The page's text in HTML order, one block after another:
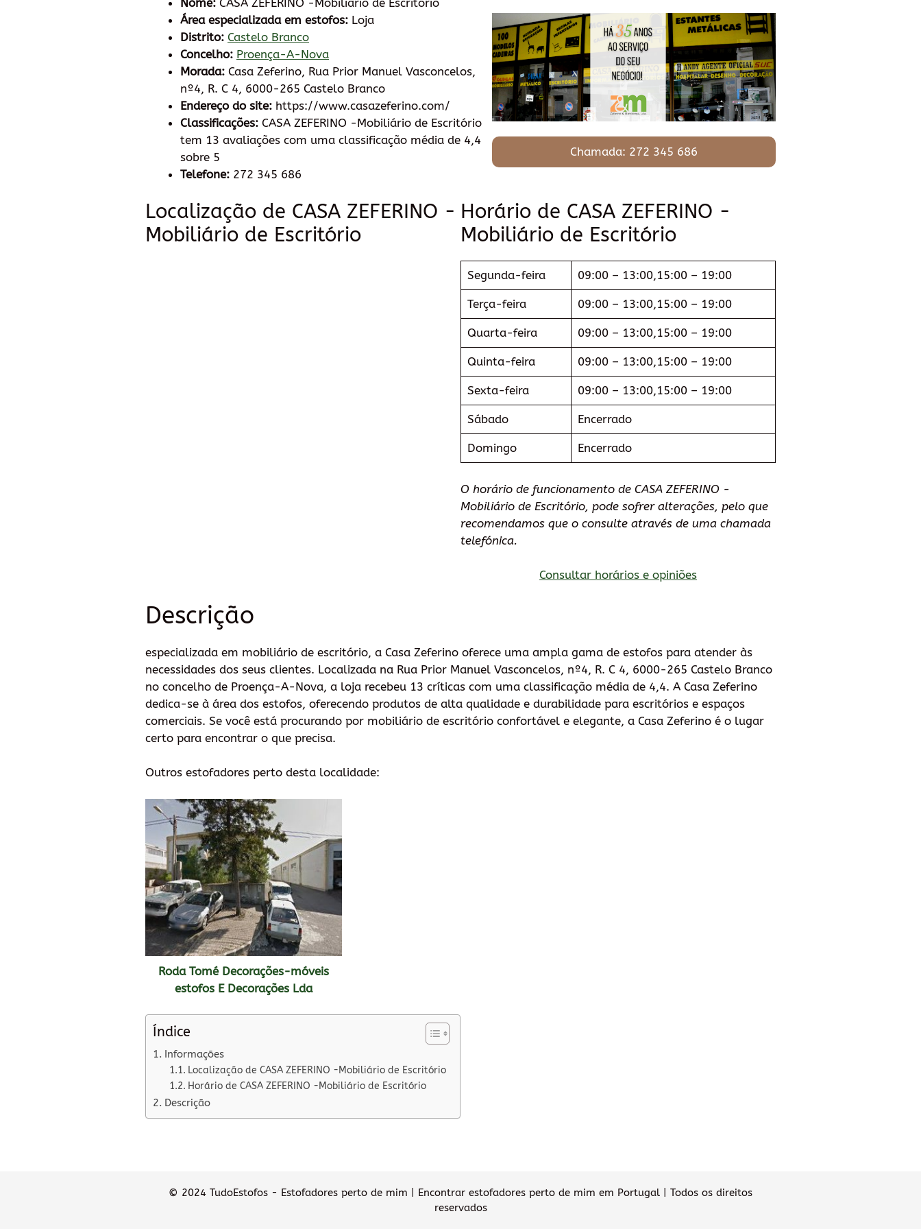
Área especializada em estofos: Loja
Distrito: Castelo Branco
Concelho: Proença-A-Nova
Morada: Casa Zeferino, Rua Prior Manuel Vasconcelos,
nº4, R. C 4, 6000-265 Castelo Branco
Endereço do site: https://www.casazeferino.com/
Classificações: CASA ZEFERINO -Mobiliário de Escritório
tem 13 avaliações com uma classificação média de 4,4
sobre 5
Telefone: 272 345 686
Chamada: 272 345 686
Localização de CASA ZEFERINO -
Mobiliário de Escritório
Horário de CASA ZEFERINO -
Mobiliário de Escritório
Segunda-feira 09:00 – 13:00,15:00 – 19:00
Terça-feira 09:00 – 13:00,15:00 – 19:00
Quarta-feira 09:00 – 13:00,15:00 – 19:00
Quinta-feira 09:00 – 13:00,15:00 – 19:00
Sexta-feira 09:00 – 13:00,15:00 – 19:00
Sábado Encerrado
Domingo Encerrado
O horário de funcionamento de CASA ZEFERINO -
Mobiliário de Escritório, pode sofrer alterações, pelo que
recomendamos que o consulte através de uma chamada
telefónica.
Consultar horários e opiniões
Descrição
especializada em mobiliário de escritório, a Casa Zeferino oferece uma ampla gama de estofos para atender às
necessidades dos seus clientes. Localizada na Rua Prior Manuel Vasconcelos, nº4, R. C 4, 6000-265 Castelo Branco
no concelho de Proença-A-Nova, a loja recebeu 13 críticas com uma classificação média de 4,4. A Casa Zeferino
dedica-se à área dos estofos, oferecendo produtos de alta qualidade e durabilidade para escritórios e espaços
comerciais. Se você está procurando por mobiliário de escritório confortável e elegante, a Casa Zeferino é o lugar
certo para encontrar o que precisa.
Outros estofadores perto desta localidade:
Roda Tomé Decorações-móveis
estofos E Decorações Lda
Índice
Informações
Localização de CASA ZEFERINO -Mobiliário de Escritório
Horário de CASA ZEFERINO -Mobiliário de Escritório
Descrição
© 2024 TudoEstofos - Estofadores perto de mim | Encontrar estofadores perto de mim em Portugal | Todos os direitos
reservados